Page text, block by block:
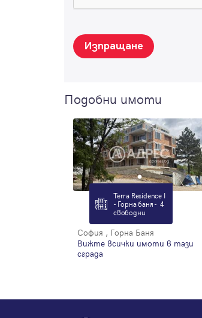
Изпращане
Подобни имоти
Terra Residence I
- Горна баня - 4
свободни
София , Горна Баня
Вижте всички имоти в тази
сграда